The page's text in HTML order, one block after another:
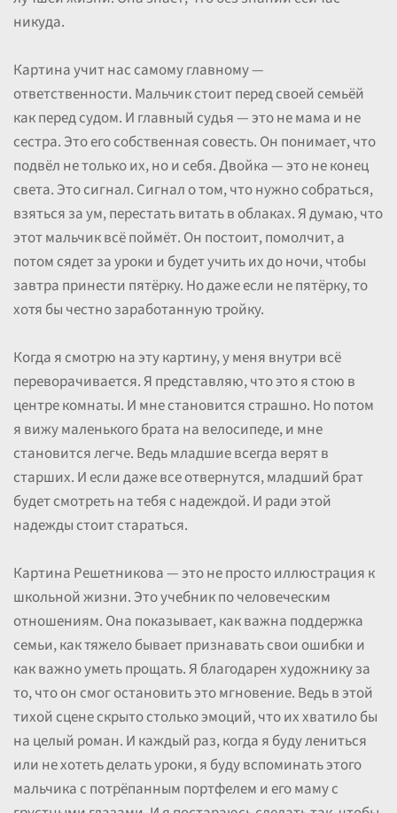
никуда.
Картина учит нас самому главному —
ответственности. Мальчик стоит перед своей семьёй
как перед судом. И главный судья — это не мама и не
сестра. Это его собственная совесть. Он понимает, что
подвёл не только их, но и себя. Двойка — это не конец
света. Это сигнал. Сигнал о том, что нужно собраться,
взяться за ум, перестать витать в облаках. Я думаю, что
этот мальчик всё поймёт. Он постоит, помолчит, а
потом сядет за уроки и будет учить их до ночи, чтобы
завтра принести пятёрку. Но даже если не пятёрку, то
хотя бы честно заработанную тройку.
Когда я смотрю на эту картину, у меня внутри всё
переворачивается. Я представляю, что это я стою в
центре комнаты. И мне становится страшно. Но потом
я вижу маленького брата на велосипеде, и мне
становится легче. Ведь младшие всегда верят в
старших. И если даже все отвернутся, младший брат
будет смотреть на тебя с надеждой. И ради этой
надежды стоит стараться.
Картина Решетникова — это не просто иллюстрация к
школьной жизни. Это учебник по человеческим
отношениям. Она показывает, как важна поддержка
семьи, как тяжело бывает признавать свои ошибки и
как важно уметь прощать. Я благодарен художнику за
то, что он смог остановить это мгновение. Ведь в этой
тихой сцене скрыто столько эмоций, что их хватило бы
на целый роман. И каждый раз, когда я буду лениться
или не хотеть делать уроки, я буду вспоминать этого
мальчика с потрёпанным портфелем и его маму с